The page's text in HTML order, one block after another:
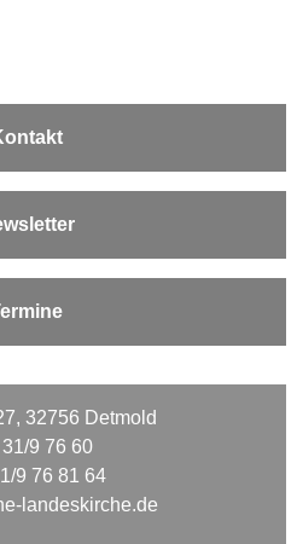
32756 Detmold
9 76 60
9 76 81 64
landeskirche.de